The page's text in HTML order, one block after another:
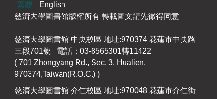
繁體
English
慈濟大學圖書館版權所有 轉載圖文請先徵得同意
慈濟大學圖書館 中央校區 地址:970374 花蓮市中央路
三段701號 電話：03-8565301轉11422
( 701 Zhongyang Rd., Sec. 3, Hualien,
970374,Taiwan(R.O.C.) )
慈濟大學圖書館 介仁校區 地址:970048 花蓮市介仁街